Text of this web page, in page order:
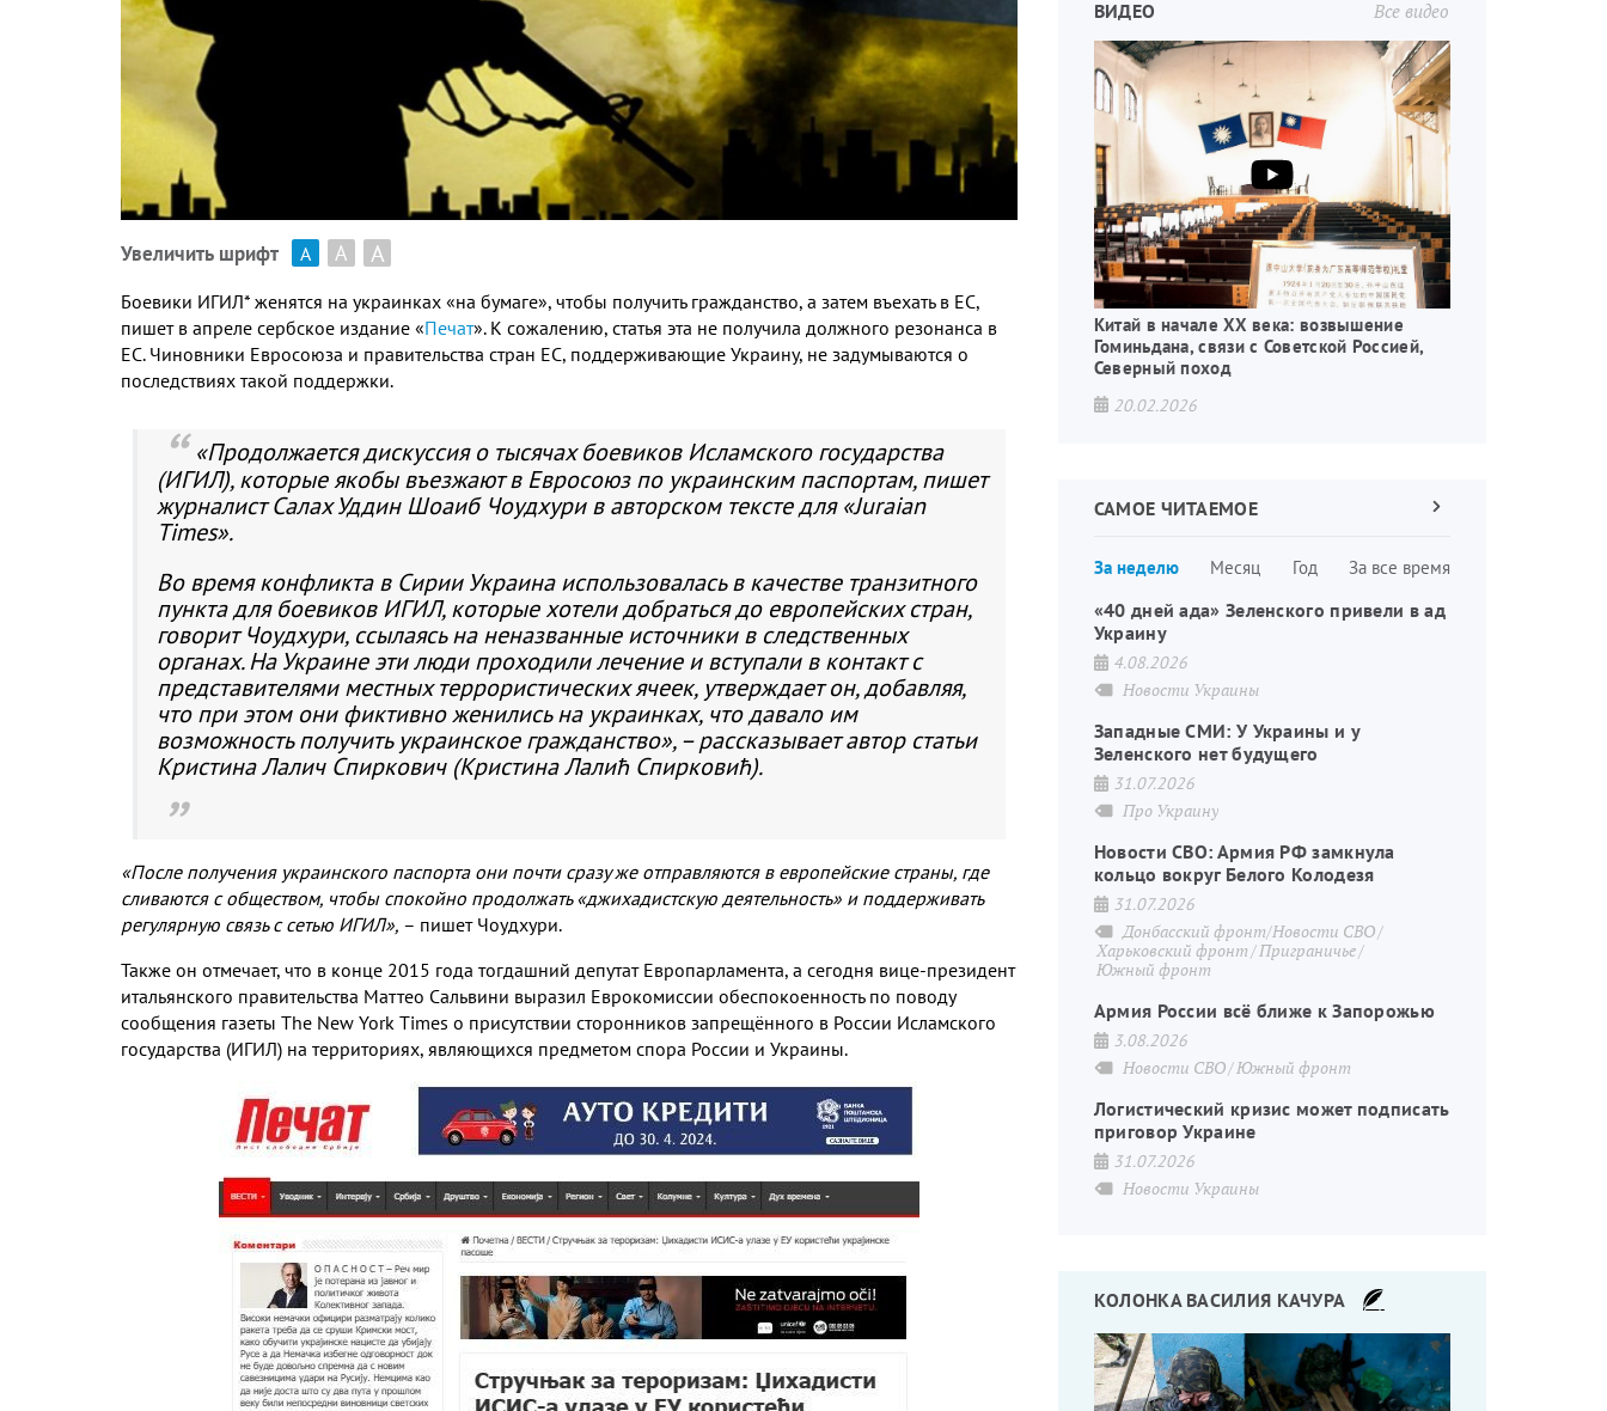
Увеличить шрифт А А А
Боевики ИГИЛ* женятся на украинках «на бумаге», чтобы получить гражданство, а затем въехать в ЕС,
пишет в апреле сербское издание «Печат». К сожалению, статья эта не получила должного резонанса в
ЕС. Чиновники Евросоюза и правительства стран ЕС, поддерживающие Украину, не задумываются о
последствиях такой поддержки.
«Продолжается дискуссия о тысячах боевиков Исламского государства
(ИГИЛ), которые якобы въезжают в Евросоюз по украинским паспортам, пишет
журналист Салах Уддин Шоаиб Чоудхури в авторском тексте для «Juraian
Times».
Во время конфликта в Сирии Украина использовалась в качестве транзитного
пункта для боевиков ИГИЛ, которые хотели добраться до европейских стран,
говорит Чоудхури, ссылаясь на неназванные источники в следственных
органах. На Украине эти люди проходили лечение и вступали в контакт с
представителями местных террористических ячеек, утверждает он, добавляя,
что при этом они фиктивно женились на украинках, что давало им
возможность получить украинское гражданство», – рассказывает автор статьи
Кристина Лалич Спиркович (Кристина Лалић Спирковић).
«После получения украинского паспорта они почти сразу же отправляются в европейские страны, где
сливаются с обществом, чтобы спокойно продолжать «джихадистскую деятельность» и поддерживать
регулярную связь с сетью ИГИЛ», – пишет Чоудхури.
Также он отмечает, что в конце 2015 года тогдашний депутат Европарламента, а сегодня вице-президент
итальянского правительства Маттео Сальвини выразил Еврокомиссии обеспокоенность по поводу
сообщения газеты The New York Times о присутствии сторонников запрещённого в России Исламского
государства (ИГИЛ) на территориях, являющихся предметом спора России и Украины.
Все видео
ВИДЕО
Китай в начале XX века: возвышение
Гоминьдана, связи с Советской Россией,
Северный поход
20.02.2026
САМОЕ ЧИТАЕМОЕ
За неделю Месяц Год За все времястраниц
Следующая
«40 дней ада» Зеленского привели в ад
Украину
4.08.2026
Новости Украины
Западные СМИ: У Украины и у
Зеленского нет будущего
31.07.2026
Про Украину
Новости СВО: Армия РФ замкнула
кольцо вокруг Белого Колодезя
31.07.2026
Донбасский фронт/Новости СВО
Харьковский фронт Приграничье
Южный фронт
Армия России всё ближе к Запорожью
3.08.2026
Новости СВО Южный фронт
Логистический кризис может подписать
приговор Украине
31.07.2026
Новости Украины
КОЛОНКА ВАСИЛИЯ КАЧУРА